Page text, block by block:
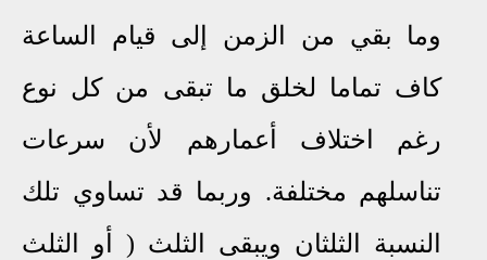
وما بقي من الزمن إلى قيام الساعة
كاف تماما لخلق ما تبقى من كل نوع
رغم اختلاف أعمارهم لأن سرعات
تناسلهم مختلفة. وربما قد تساوي تلك
النسبة الثلثان ويبقى الثلث ( أو الثلث